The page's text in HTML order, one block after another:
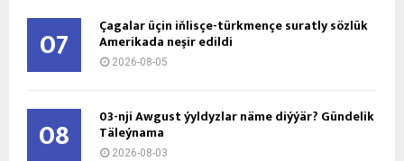
07 Çagalar üçin iňlisçe-türkmençe suratly sözlük
Amerikada neşir edildi
2026-08-05
08 03-nji Awgust ýyldyzlar näme diýýär? Gündelik
Täleýnama
2026-08-03